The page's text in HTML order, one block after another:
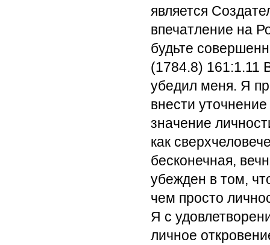
является
впечатление на
будьте
(1784.8) 161:1.11
убедил меня. Я
внести
значение
как
бесконечная,
убежден в том,
чем просто
Я с
личное